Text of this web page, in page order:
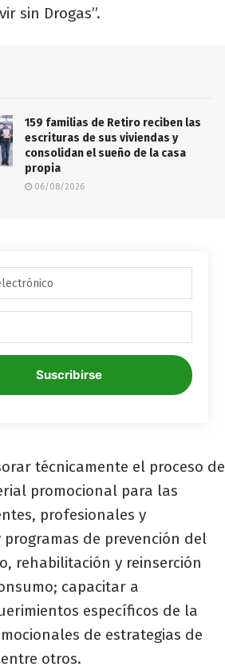
sin Drogas”.
159 familias de Retiro reciben las
escrituras de sus viviendas y
consolidan el sueño de la casa
propia
06/08/2026
Suscribirse
técnicamente el proceso de
promocional para las
profesionales y
de prevención del
rehabilitación y reinserción
capacitar a
específicos de la
de estrategias de
otros.